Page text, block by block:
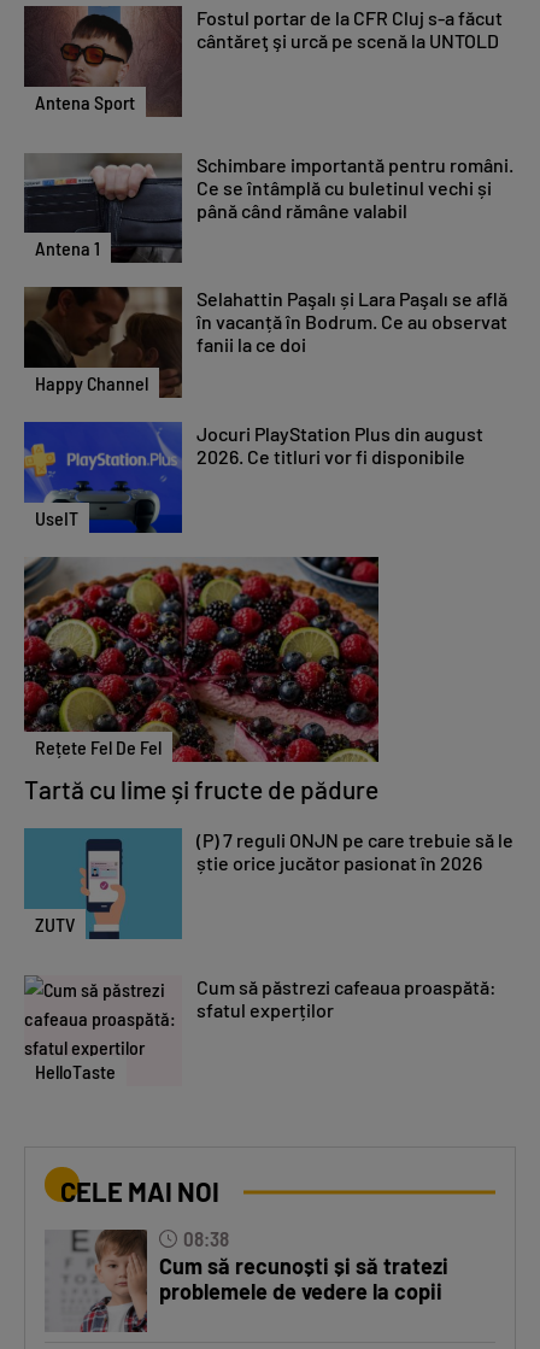
Antena Sport
Fostul portar de la CFR Cluj s-a făcut
cântăreţ şi urcă pe scenă la UNTOLD
Antena 1
Schimbare importantă pentru români.
Ce se întâmplă cu buletinul vechi și
până când rămâne valabil
Happy Channel
Selahattin Paşalı și Lara Paşalı se află
în vacanță în Bodrum. Ce au observat
fanii la ce doi
UseIT
Jocuri PlayStation Plus din august
2026. Ce titluri vor fi disponibile
Rețete Fel De Fel
Tartă cu lime și fructe de pădure
ZUTV
(P) 7 reguli ONJN pe care trebuie să le
știe orice jucător pasionat în 2026
HelloTaste
Cum să păstrezi cafeaua proaspătă:
sfatul experților
CELE MAI NOI
08:38
Cum să recunoști și să tratezi
problemele de vedere la copii